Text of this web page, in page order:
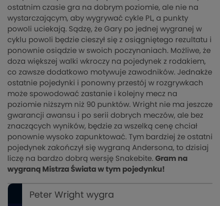
ostatnim czasie gra na dobrym poziomie, ale nie na
wystarczającym, aby wygrywać cykle PL, a punkty
powoli uciekają. Sądzę, że Gary po jednej wygranej w
cyklu powoli będzie cieszył się z osiągniętego rezultatu i
ponownie osiądzie w swoich poczynaniach. Możliwe, że
doza większej walki wkroczy na pojedynek z rodakiem,
co zawsze dodatkowo motywuje zawodników. Jednakże
ostatnie pojedynki i ponowny przestój w rozgrywkach
może spowodować zastanie i kolejny mecz na
poziomie niższym niż 90 punktów. Wright nie ma jeszcze
gwarancji awansu i po serii dobrych meczów, ale bez
znaczących wyników, będzie za wszelką cenę chciał
ponownie wysoko zapunktować. Tym bardziej że ostatni
pojedynek zakończył się wygraną Andersona, to dzisiaj
liczę na bardzo dobrą wersję Snakebite. Gram na
wygraną Mistrza Świata w tym pojedynku!
Peter Wright wygra